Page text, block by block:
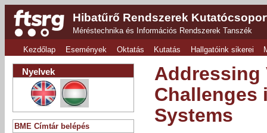
Hibatűrő Rendszerek
Méréstechnika és Információs Rendszerek Tanszék
Kezdőlap Események Oktatás Kutatás Hallgatóink sikerei
Addressing
Challenges
Systems
Nyelvek
BME Címtár belépés